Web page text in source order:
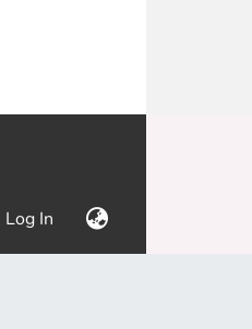
Log In (current)